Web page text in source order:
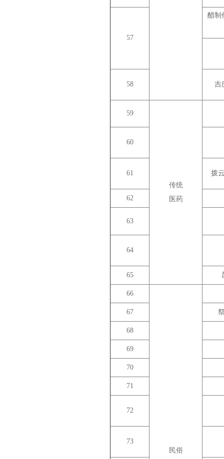
57
醋制
58 吉
59
传统
医药
60
61 拨
62
63
64
65
66
民俗
67
68
69
70
71
72
73